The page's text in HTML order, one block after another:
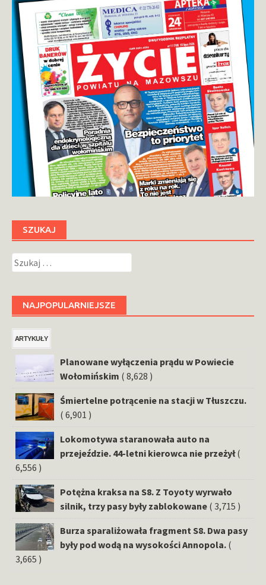
SZUKAJ
Szukaj:
NAJPOPULARNIEJSZE
ARTYKUŁY
Planowane wyłączenia prądu w Powiecie
Wołomińskim ( 8,628 )
Śmiertelne potrącenie na stacji w Tłuszczu.
( 6,901 )
Lokomotywa staranowała auto na
przejeździe. 44-letni kierowca nie przeżył (
6,556 )
Potężna kraksa na S8. Z Toyoty wyrwało
silnik, trzy pasy były zablokowane ( 3,715 )
Burza sparaliżowała fragment S8. Dwa pasy
były pod wodą na wysokości Annopola. (
3,665 )